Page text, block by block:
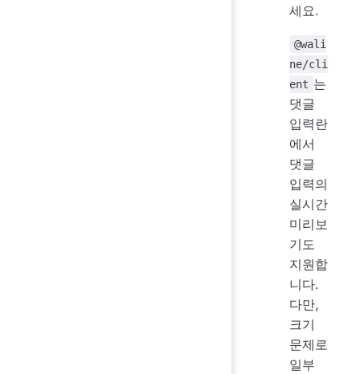
세요.
@wali
ne/cli
ent 는
댓글
입력란
에서
댓글
입력의
실시간
미리보
기도
지원합
니다.
다만,
크기
문제로
일부